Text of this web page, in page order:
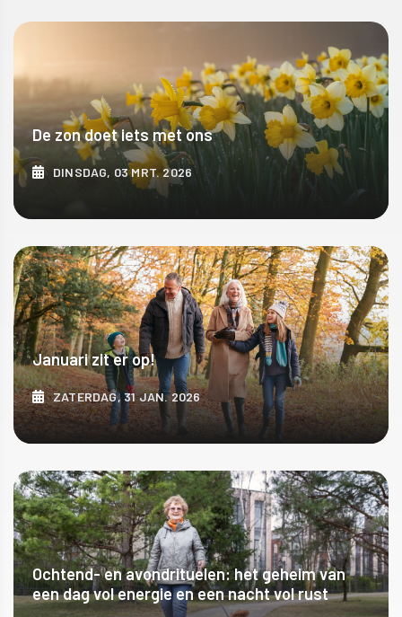
ONTDEK MEER
De zon doet iets met ons
DINSDAG, 03 MRT. 2026
ONTDEK MEER
Januari zit er op!
ZATERDAG, 31 JAN. 2026
ONTDEK MEER
Ochtend- en avondrituelen: het geheim van
een dag vol energie en een nacht vol rust